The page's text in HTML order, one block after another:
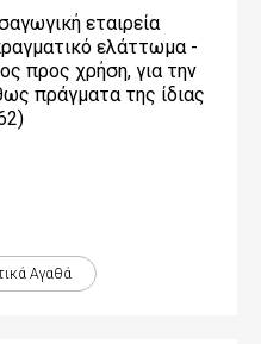
εταιρεία
ελάττωμα -
προς χρήση, για την
πράγματα της ίδιας
Αγαθά